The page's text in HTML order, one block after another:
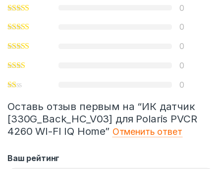
0
0
0
0
0
Оставь отзыв первым на “ИК датчик
[330G_Back_HC_V03] для Polaris PVCR
4260 WI-FI IQ Home” Отменить ответ
Ваш рейтинг